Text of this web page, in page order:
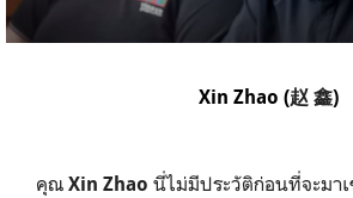
Xin Zhao (赵 鑫)
คุณ Xin Zhao นี่ไม่มีประวัติก่อนที่จะมาเ